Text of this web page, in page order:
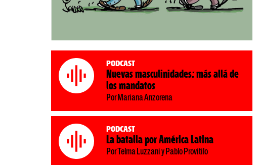
Podcast
Nuevas masculinidades: más allá de
los mandatos
Por Mariana Anzorena
Podcast
La batalla por América Latina
Por Telma Luzzani y Pablo Provitilo